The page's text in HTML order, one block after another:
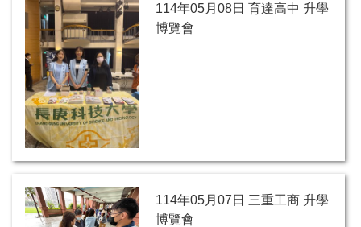
114年05月08日 育達高中 升學
博覽會
114年05月07日 三重工商 升學
博覽會